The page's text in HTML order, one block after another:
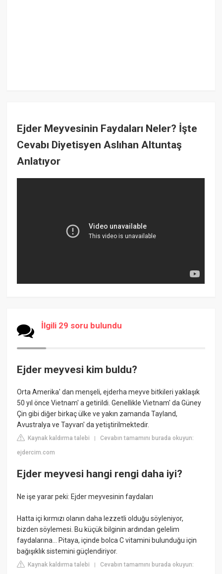
Ejder Meyvesinin Faydaları Neler? İşte
Cevabı Diyetisyen Aslıhan Altuntaş
Anlatıyor
İlgili 29 soru bulundu
Ejder meyvesi kim buldu?
Orta Amerika' dan menşeli, ejderha meyve bitkileri yaklaşık
50 yıl önce Vietnam' a getirildi. Genellikle Vietnam' da Güney
Çin gibi diğer birkaç ülke ve yakın zamanda Tayland,
Avustralya ve Tayvan' da yetiştirilmektedir.
Kaynak kaldırma talebi |Cevabın tamamını burada okuyun:
ejdercim.com
Ejder meyvesi hangi rengi daha iyi?
Ne işe yarar peki: Ejder meyvesinin faydaları
Hatta içi kırmızı olanın daha lezzetli olduğu söyleniyor,
bizden söylemesi. Bu küçük bilginin ardından gelelim
faydalarına... Pitaya, içinde bolca C vitamini bulunduğu için
bağışıklık sistemini güçlendiriyor.
Kaynak kaldırma talebi |Cevabın tamamını burada okuyun: